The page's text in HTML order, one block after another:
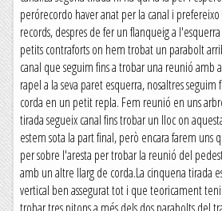
perórecordo haver anat per la canal i prefereixo
records, despres de fer un flanqueig a l'esquerra
petits contraforts on hem trobat un parabolt
canal que seguim fins a trobar una reunió amb
rapel a la seva paret esquerra, nosaltres seguim
corda en un petit repla. Fem reunió en uns
tirada segueix canal fins trobar un lloc on
estem sota la part final, però encara farem uns
per sobre l'aresta per trobar la reunió del
amb un altre llarg de corda.La cinquena tirada
vertical ben assegurat tot i que teoricament